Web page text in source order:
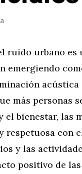
ruido urbano
emergiendo
acústica
más
el bienestar, las
con
y las
positivo de